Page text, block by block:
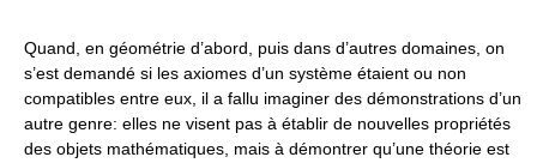
Quand, en géométrie d’abord, puis dans d’autres domaines, on
s’est demandé si les axiomes d’un système étaient ou non
compatibles entre eux, il a fallu imaginer des démonstrations d’un
autre genre: elles ne visent pas à établir de nouvelles propriétés
des objets mathématiques, mais à démontrer qu’une théorie est